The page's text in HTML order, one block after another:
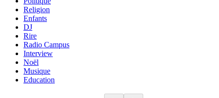
Religion
Enfants
DJ
Rire
Radio Campus
Interview
Noël
Musique
Education